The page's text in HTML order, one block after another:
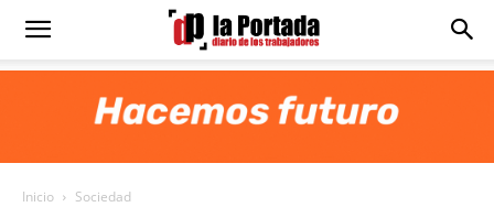
Diario
Inicio Sociedad